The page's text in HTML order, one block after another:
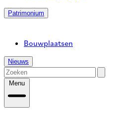
Patrimonium
Bouwplaatsen
Nieuws
Menu